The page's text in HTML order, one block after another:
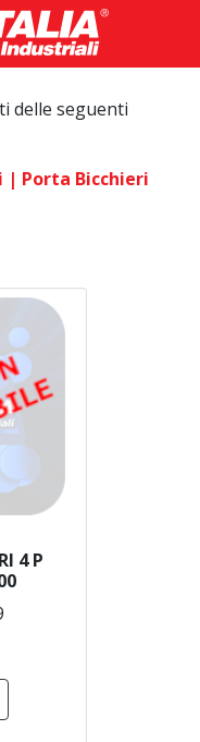
delle seguenti
| Porta Bicchieri
4 P